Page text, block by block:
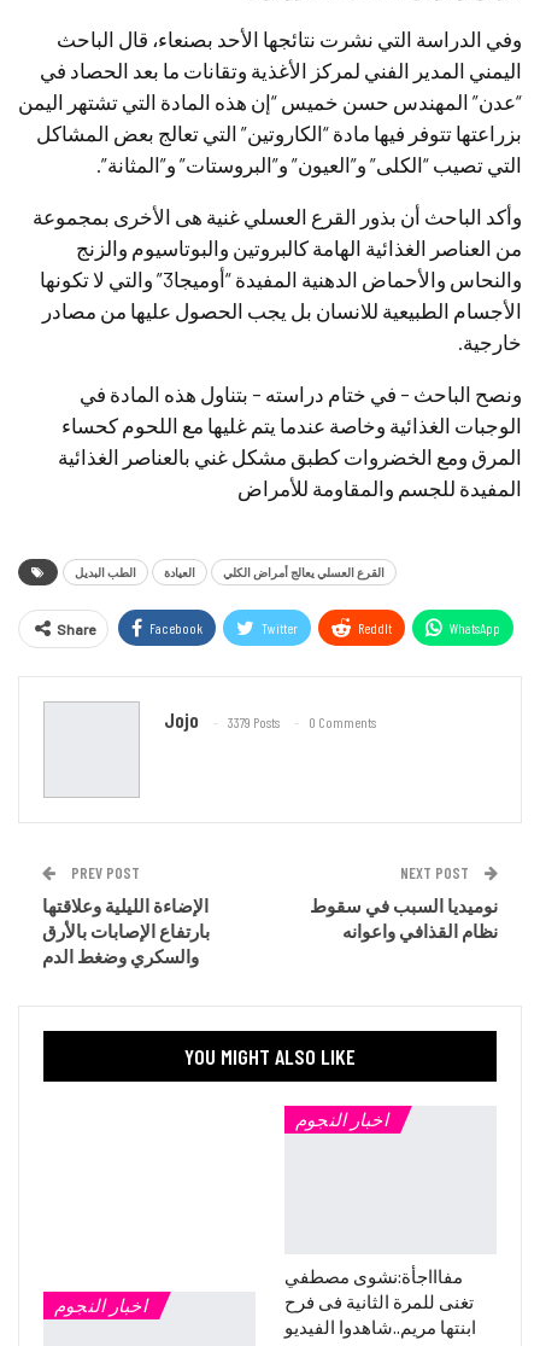
وفي الدراسة التي نشرت نتائجها الأحد بصنعاء، قال الباحث
اليمني المدير الفني لمركز الأغذية وتقانات ما بعد الحصاد في
“عدن” المهندس حسن خميس “إن هذه المادة التي تشتهر اليمن
بزراعتها تتوفر فيها مادة “الكاروتين” التي تعالج بعض المشاكل
التي تصيب “الكلى” و”العيون” و”البروستات” و”المثانة”.
وأكد الباحث أن بذور القرع العسلي غنية هى الأخرى بمجموعة
من العناصر الغذائية الهامة كالبروتين والبوتاسيوم والزنج
والنحاس والأحماض الدهنية المفيدة “أوميجا3” والتي لا تكونها
الأجسام الطبيعية للانسان بل يجب الحصول عليها من مصادر
خارجية.
ونصح الباحث – في ختام دراسته – بتناول هذه المادة في
الوجبات الغذائية وخاصة عندما يتم غليها مع اللحوم كحساء
المرق ومع الخضروات كطبق مشكل غني بالعناصر الغذائية
المفيدة للجسم والمقاومة للأمراض
الطب البديل العيادة القرع العسلي يعالج أمراض الكلي
Share Facebook Twitter ReddIt WhatsApp
Jojo 3379 Posts 0 Comments
PREV POST
الإضاءة الليلية وعلاقتها
بارتفاع الإصابات بالأرق
والسكري وضغط الدم
NEXT POST
نوميديا السبب في سقوط
نظام القذافي واعوانه
YOU MIGHT ALSO LIKE
اخبار النجوم
اخبار النجوم
مفاااجأة:نشوى مصطفي
تغنى للمرة الثانية فى فرح
ابنتها مريم..شاهدوا الفيديو